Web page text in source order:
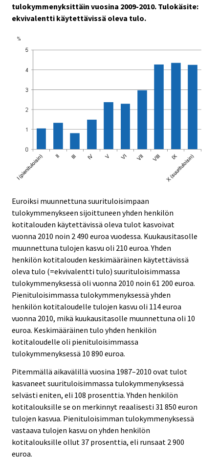
tulokymmenyksittäin vuosina 2009-2010. Tulokäsite:
ekvivalentti käytettävissä oleva tulo.
Euroiksi muunnettuna suurituloisimpaan
tulokymmenykseen sijoittuneen yhden henkilön
kotitalouden käytettävissä oleva tulot kasvoivat
vuonna 2010 noin 2 490 euroa vuodessa. Kuukausitasolle
muunnettuna tulojen kasvu oli 210 euroa. Yhden
henkilön kotitalouden keskimääräinen käytettävissä
oleva tulo (=ekvivalentti tulo) suurituloisimmassa
tulokymmenyksessä oli vuonna 2010 noin 61 200 euroa.
Pienituloisimmassa tulokymmenyksessä yhden
henkilön kotitaloudelle tulojen kasvu oli 114 euroa
vuonna 2010, mikä kuukausitasolle muunnettuna oli 10
euroa. Keskimääräinen tulo yhden henkilön
kotitaloudelle oli pienituloisimmassa
tulokymmenyksessä 10 890 euroa.
Pitemmällä aikavälillä vuosina 1987–2010 ovat tulot
kasvaneet suurituloisimmassa tulokymmenyksessä
selvästi eniten, eli 108 prosenttia. Yhden henkilön
kotitalouksille se on merkinnyt reaalisesti 31 850 euron
tulojen kasvua. Pienituloisimman tulokymmenyksessä
vastaava tulojen kasvu on yhden henkilön
kotitalouksille ollut 37 prosenttia, eli runsaat 2 900
euroa.